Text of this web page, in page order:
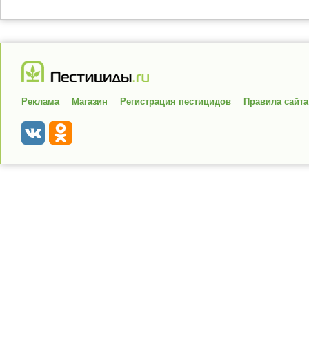
Реклама Магазин Регистрация пестицидов Правила сайта